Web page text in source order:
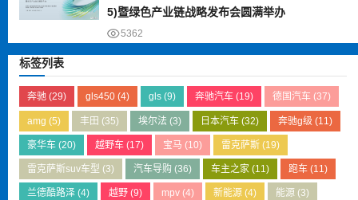
5)暨绿色产业链战略发布会圆满举办
5362
标签列表
奔驰(29) gls450(4) gls (9) 奔驰汽车 (19) 德国汽车 (37)
amg (5) 丰田 (35) 埃尔法 (3) 日本汽车 (32) 奔驰g级 (11)
豪华车(20) 越野车(17) 宝马 (10) 雷克萨斯 (19)
雷克萨斯suv车型 (3) 汽车导购 (36) 车主之家 (11) 跑车 (11)
兰德酷路泽(4) 越野(9) mpv (4) 新能源 (4) 能源 (3)